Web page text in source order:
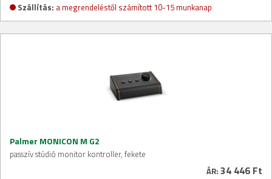
Szállítás: a megrendeléstől számított 10-15 munkanap
Palmer MONICON M G2
passzív stúdió monitor kontroller, fekete
ÁR: 34 446 Ft